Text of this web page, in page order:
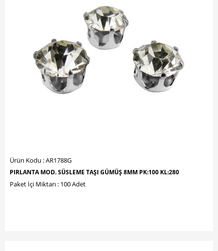
Ürün Kodu : AR1788G
PIRLANTA MOD. SÜSLEME TAŞI GÜMÜŞ 8MM PK:100 KL:280
Paket İçi Miktarı : 100 Adet